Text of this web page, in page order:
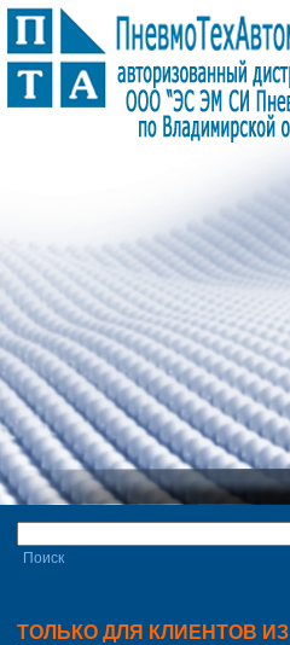
ТОЛЬКО ДЛЯ КЛИЕНТОВ ИЗ